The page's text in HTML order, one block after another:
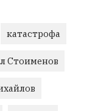
катастрофа
Стоименов